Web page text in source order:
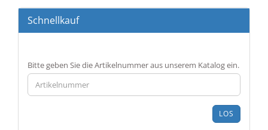
Schnellkauf
BITTE
GEBEN
SIE
DIE
Bitte geben Sie die Artikelnummer aus unserem Katalog ein.
LOS